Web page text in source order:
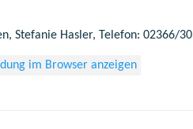
Stefanie Hasler, Telefon: 02366/
im Browser anzeigen